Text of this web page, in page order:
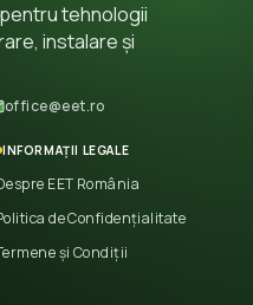
tehnologii
instalare și
office@eet.ro
INFORMAȚII LEGALE
EET România
de Confidențialitate
și Condiții